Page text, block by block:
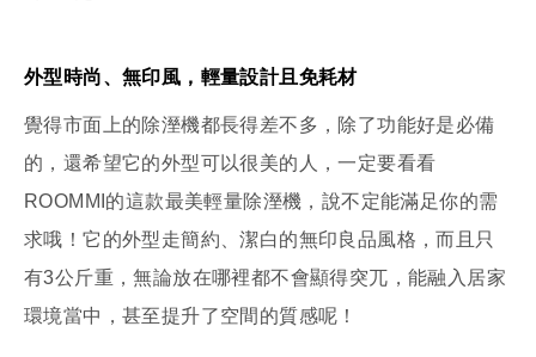
外型時尚、無印風，輕量設計且免耗材
覺得市面上的除溼機都長得差不多，除了功能好是必備
的，還希望它的外型可以很美的人，一定要看看
ROOMMI的這款最美輕量除溼機，說不定能滿足你的需
求哦！它的外型走簡約、潔白的無印良品風格，而且只
有3公斤重，無論放在哪裡都不會顯得突兀，能融入居家
環境當中，甚至提升了空間的質感呢！